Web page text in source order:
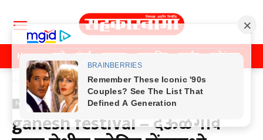
Home पुणे मुंबई महाराष्ट्र राजकीय क्राईम मनोरंजन
Home Previos News
Previos News
ganesh festival – देऊळगाव